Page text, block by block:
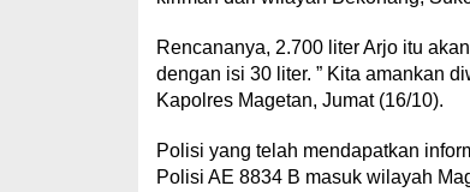
Rencananya, 2.700 liter Arjo itu
dengan isi 30 liter. ” Kita amankan
Kapolres Magetan, Jumat (16/10).
Polisi yang telah mendapatkan
Polisi AE 8834 B masuk wilayah